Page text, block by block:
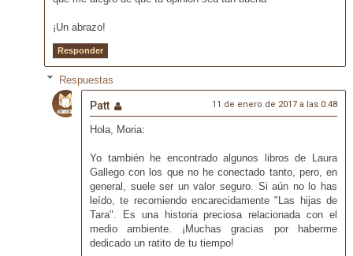
¡Un abrazo!
Responder
Respuestas
Patt 11 de enero de 2017 a las 0:48
Hola, Moria:
Yo también he encontrado algunos libros de Laura
Gallego con los que no he conectado tanto, pero, en
general, suele ser un valor seguro. Si aún no lo has
leído, te recomiendo encarecidamente "Las hijas de
Tara". Es una historia preciosa relacionada con el
medio ambiente. ¡Muchas gracias por haberme
dedicado un ratito de tu tiempo!